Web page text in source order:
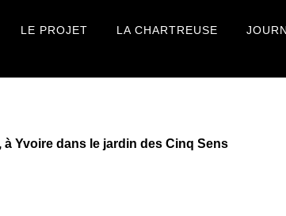
LE PROJET LA CHARTREUSE
Yvoire dans le jardin des Cinq Sens